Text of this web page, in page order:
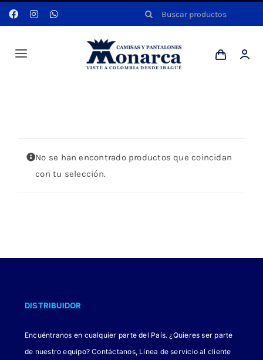
Saltar
al
Buscar:
Toggle
Dotaciones
No se han encontrado productos que coincidan
con tu selección.
DISTRIBUIDOR
Encuéntranos en cualquier parte del País. ¿Quieres ser parte
de nuestro equipo? Contáctanos, Línea de servicio al cliente